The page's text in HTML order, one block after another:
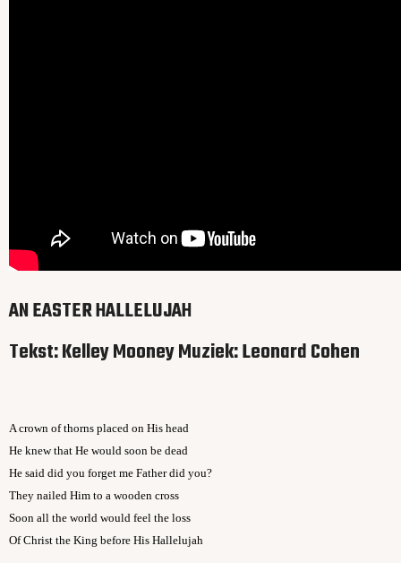
AN EASTER HALLELUJAH
Tekst: Kelley Mooney Muziek: Leonard Cohen
A crown of thorns placed on His head
He knew that He would soon be dead
He said did you forget me Father did you?
They nailed Him to a wooden cross
Soon all the world would feel the loss
Of Christ the King before His Hallelujah